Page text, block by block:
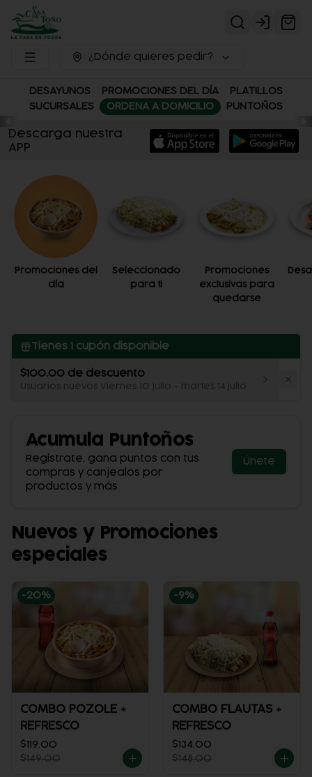
Login
¿Dónde quieres pedir?
DESAYUNOS PROMOCIONES DEL DÍA
PLATILLOS
SUCURSALES
ORDENA A DOMICILIO PUNTOÑOS
Descarga nuestra
APP
Promociones del
día
Seleccionado
para ti
Promociones
exclusivas para
quedarse
Tienes 1 cupón disponible
$100.00 de descuento
Usuarios nuevos Viernes 10 julio - martes 14 julio
Acumula Puntoños
Regístrate, gana puntos con tus
compras y canjealos por
productos y más
Únete
Nuevos y Promociones
especiales
-20%
COMBO POZOLE +
REFRESCO
$119.00
$149.00
-9%
COMBO FLAUTAS +
REFRESCO
$134.00
$148.00